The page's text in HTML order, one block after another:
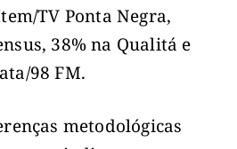
TV Ponta Negra,
38% na Qualitá e
98 FM.
metodológicas